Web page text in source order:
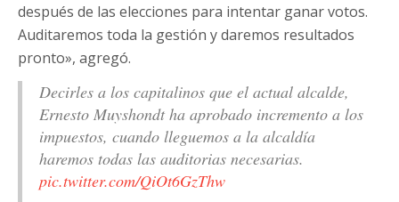
después de las elecciones para intentar ganar votos.
Auditaremos toda la gestión y daremos resultados
pronto», agregó.
Decirles a los capitalinos que el actual alcalde,
Ernesto Muyshondt ha aprobado incremento a los
impuestos, cuando lleguemos a la alcaldía
haremos todas las auditorias necesarias.
pic.twitter.com/QiOt6GzThw